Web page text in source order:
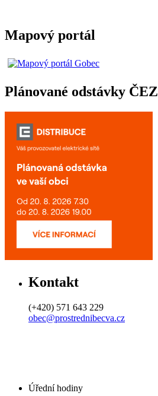
Mapový portál
Plánované odstávky ČEZ
Kontakt
(+420) 571 643 229
obec@prostrednibecva.cz
Úřední hodiny